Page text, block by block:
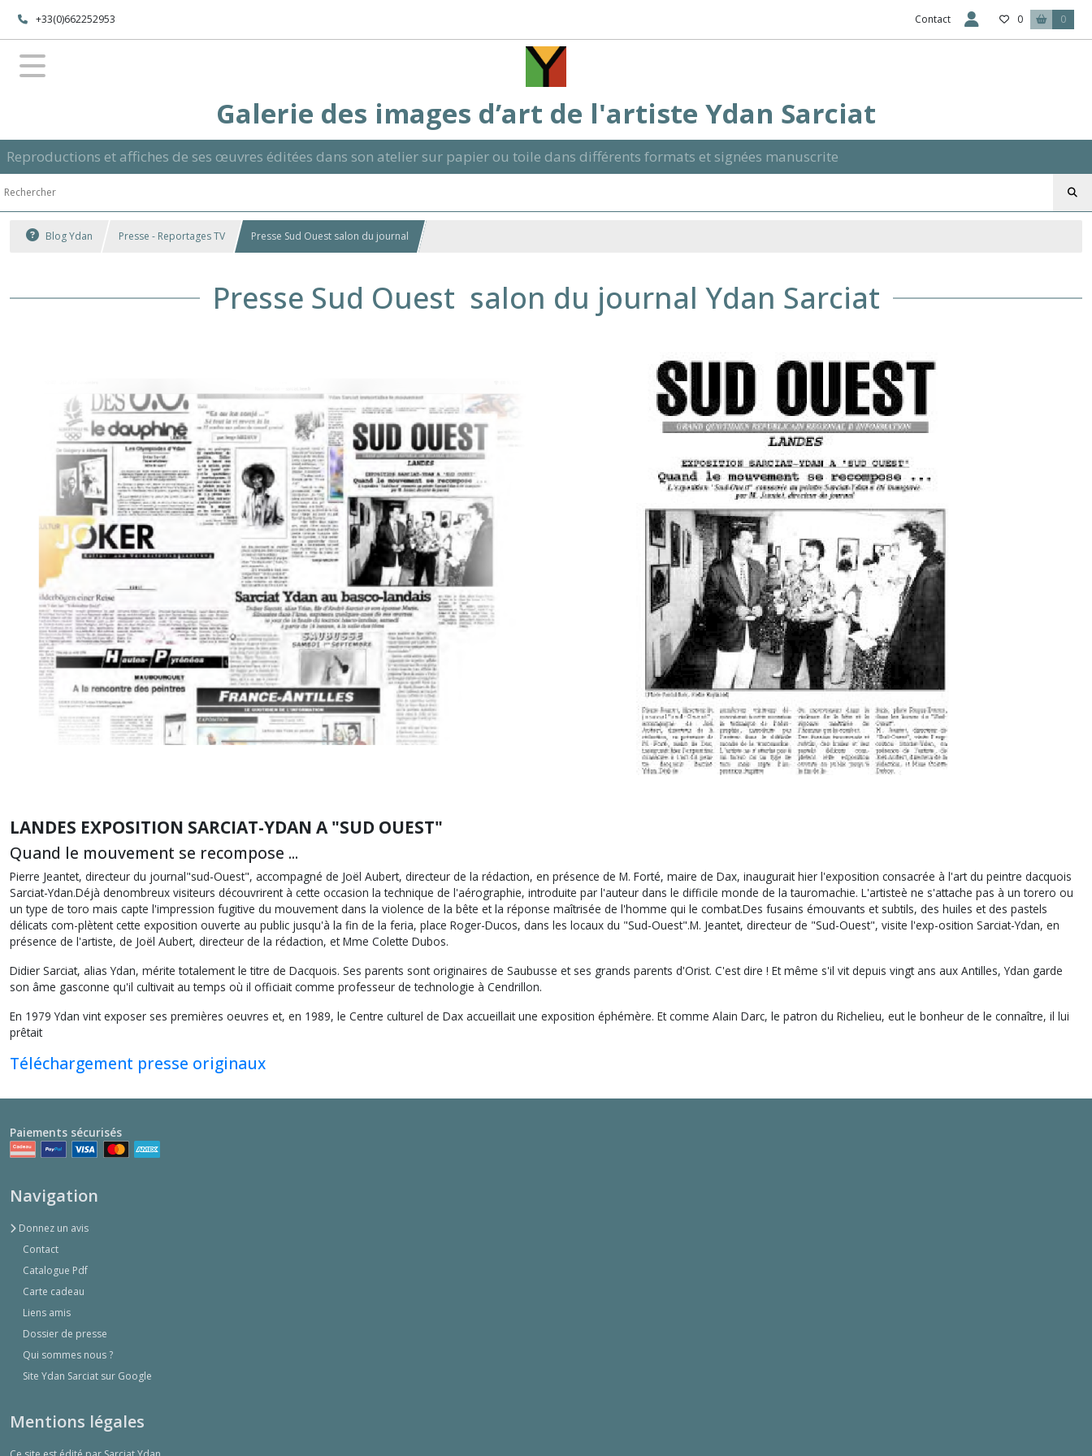
+33(0)662252953 Contact 0 0
Galerie des images d’art de l'artiste Ydan Sarciat
Reproductions et affiches de ses œuvres éditées dans son atelier sur papier ou toile dans différents formats et signées manuscrite
Blog Ydan Presse - Reportages TV Presse Sud Ouest salon du journal
Presse Sud Ouest salon du journal Ydan Sarciat
LANDES EXPOSITION SARCIAT-YDAN A "SUD OUEST"
Quand le mouvement se recompose ...
Pierre Jeantet, directeur du journal"sud-Ouest", accompagné de Joël Aubert, directeur de la rédaction, en présence de M. Forté, maire de Dax, inaugurait hier l'exposition consacrée à l'art du peintre dacquois
Sarciat-Ydan.Déjà denombreux visiteurs découvrirent à cette occasion la technique de l'aérographie, introduite par l'auteur dans le difficile monde de la tauromachie. L'artisteè ne s'attache pas à un torero ou
un type de toro mais capte l'impression fugitive du mouvement dans la violence de la bête et la réponse maîtrisée de l'homme qui le combat.Des fusains émouvants et subtils, des huiles et des pastels
délicats com-plètent cette exposition ouverte au public jusqu'à la fin de la feria, place Roger-Ducos, dans les locaux du "Sud-Ouest".M. Jeantet, directeur de "Sud-Ouest", visite l'exp-osition Sarciat-Ydan, en
présence de l'artiste, de Joël Aubert, directeur de la rédaction, et Mme Colette Dubos.
Didier Sarciat, alias Ydan, mérite totalement le titre de Dacquois. Ses parents sont originaires de Saubusse et ses grands parents d'Orist. C'est dire ! Et même s'il vit depuis vingt ans aux Antilles, Ydan garde
son âme gasconne qu'il cultivait au temps où il officiait comme professeur de technologie à Cendrillon.
En 1979 Ydan vint exposer ses premières oeuvres et, en 1989, le Centre culturel de Dax accueillait une exposition éphémère. Et comme Alain Darc, le patron du Richelieu, eut le bonheur de le connaître, il lui
prêtait
Téléchargement presse originaux
Paiements sécurisés
Navigation
Donnez un avis
Contact
Catalogue Pdf
Carte cadeau
Liens amis
Dossier de presse
Qui sommes nous ?
Site Ydan Sarciat sur Google
Mentions légales